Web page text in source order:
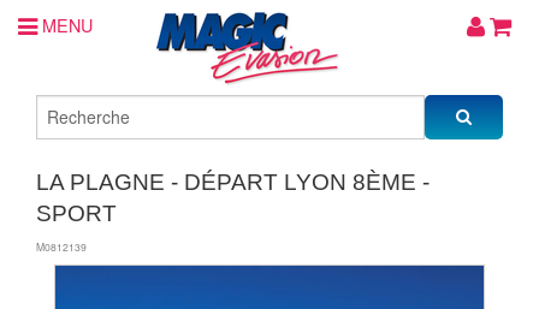
MENU
LA PLAGNE - DÉPART LYON 8ÈME -
SPORT
M0812139